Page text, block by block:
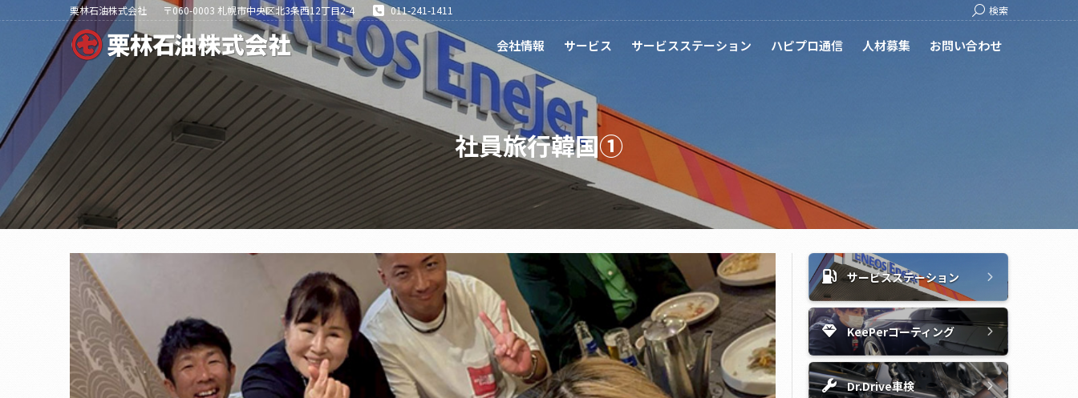
栗林石油株式会社 〒060-0003 札幌市中央区北3条西12丁目2-4 011-241-1411 Search:
検索
会社情報 サービス サービスステーション ハピプロ通信 人材募集 お問い合わせ
社員旅行韓国①
サービスステーション
KeePerコーティング
Dr.Drive車検